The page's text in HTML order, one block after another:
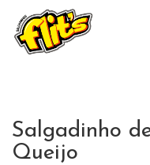
Salgadinho
Queijo